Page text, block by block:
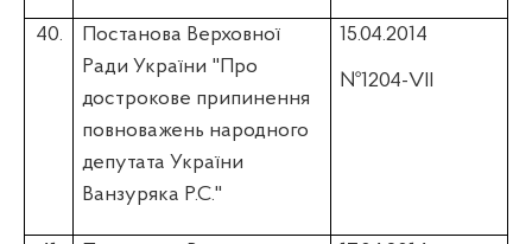
40.
Постанова Верховної
Ради України "Про
дострокове припинення
повноважень народного
депутата України
Ванзуряка Р.С."
15.04.2014
№1204-VII